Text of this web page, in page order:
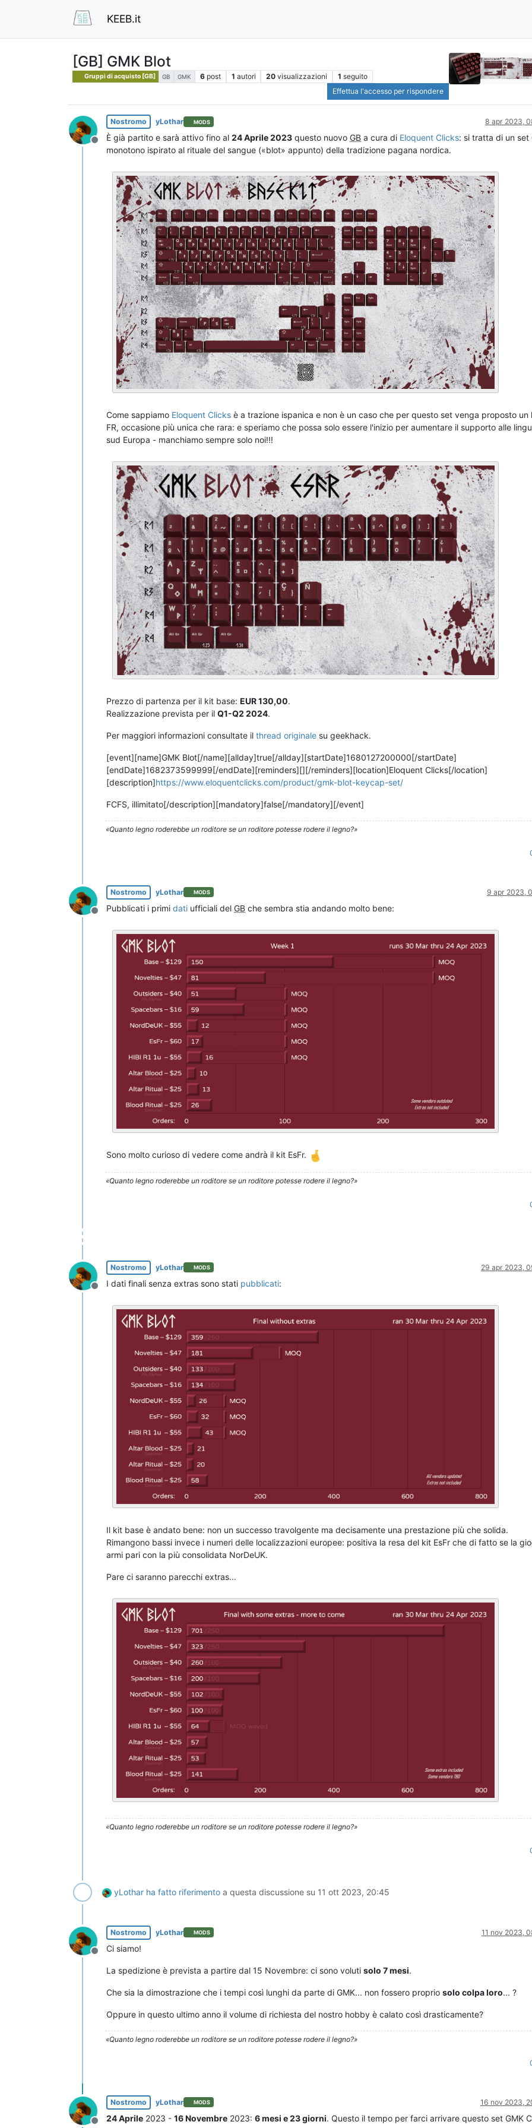
KEEB.it
[GB] GMK Blot
Gruppi di acquisto [GB] GB GMK 6 post 1 autori 20 visualizzazioni 1 seguito
Effettua l'accesso per rispondere
Non in linea
Nostromo yLothar MODS 8 apr 2023,
È già partito e sarà attivo fino al 24 Aprile 2023 questo nuovo GB a cura di Eloquent Clicks: si tratta di un set
monotono ispirato al rituale del sangue («blot» appunto) della tradizione pagana nordica.
Come sappiamo Eloquent Clicks è a trazione ispanica e non è un caso che per questo set venga proposto un
FR, occasione più unica che rara: e speriamo che possa solo essere l'inizio per aumentare il supporto alle
sud Europa - manchiamo sempre solo noi!!!
Prezzo di partenza per il kit base: EUR 130,00.
Realizzazione prevista per il Q1-Q2 2024.
Per maggiori informazioni consultate il thread originale su geekhack.
[event][name]GMK Blot[/name][allday]true[/allday][startDate]1680127200000[/startDate]
[endDate]1682373599999[/endDate][reminders][][/reminders][location]Eloquent Clicks[/location]
[description]https://www.eloquentclicks.com/product/gmk-blot-keycap-set/
FCFS, illimitato[/description][mandatory]false[/mandatory][/event]
«Quanto legno roderebbe un roditore se un roditore potesse rodere il legno?»
Non in linea
Nostromo yLothar MODS 9 apr 2023,
Pubblicati i primi dati ufficiali del GB che sembra stia andando molto bene:
Sono molto curioso di vedere come andrà il kit EsFr.
«Quanto legno roderebbe un roditore se un roditore potesse rodere il legno?»
Non in linea
Nostromo yLothar MODS 29 apr 2023,
I dati finali senza extras sono stati pubblicati:
Il kit base è andato bene: non un successo travolgente ma decisamente una prestazione più che solida.
Rimangono bassi invece i numeri delle localizzazioni europee: positiva la resa del kit EsFr che di fatto se la
armi pari con la più consolidata NorDeUK.
Pare ci saranno parecchi extras...
«Quanto legno roderebbe un roditore se un roditore potesse rodere il legno?»
yLothar ha fatto riferimento a questa discussione su 11 ott 2023, 20:45
Non in linea
Nostromo yLothar MODS 11 nov 2023,
Ci siamo!
La spedizione è prevista a partire dal 15 Novembre: ci sono voluti solo 7 mesi.
Che sia la dimostrazione che i tempi così lunghi da parte di GMK... non fossero proprio solo colpa loro... ?
Oppure in questo ultimo anno il volume di richiesta del nostro hobby è calato così drasticamente?
«Quanto legno roderebbe un roditore se un roditore potesse rodere il legno?»
Nostromo yLothar MODS 16 nov 2023,
24 Aprile 2023 - 16 Novembre 2023: 6 mesi e 23 giorni. Questo il tempo per farci arrivare questo set GMK